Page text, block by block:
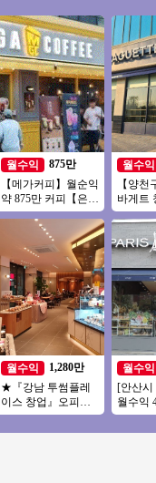
월수익
875만
【메가커피】월순익
약 875만 커피【은평
구】역세권, 주거, 오
피스, 복합상권
월수익
1,280만
★『강남 투썸플레
이스 창업』오피스
메인 상권 순익1280
만 투잡창업 오토창
월수익
【양천
바게트
인상권
유동인
업 가능
월수익
[안산
월수익
로 안정
게트 창